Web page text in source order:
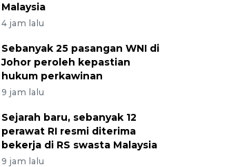
Malaysia
4 jam lalu
Sebanyak 25 pasangan WNI di
Johor peroleh kepastian
hukum perkawinan
9 jam lalu
Sejarah baru, sebanyak 12
perawat RI resmi diterima
bekerja di RS swasta Malaysia
9 jam lalu